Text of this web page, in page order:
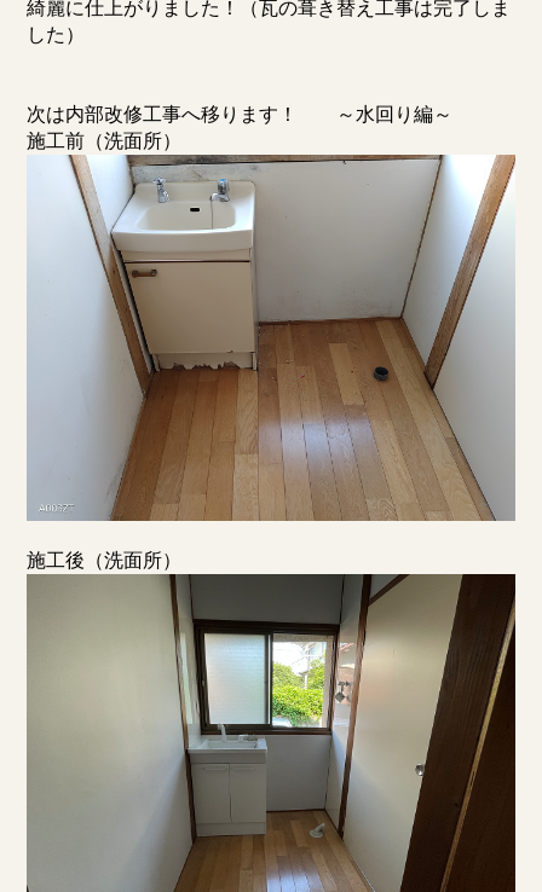
綺麗に仕上がりました！（瓦の葺き替え工事は完了しま
した）
次は内部改修工事へ移ります！ ～水回り編～
施工前（洗面所）
施工後（洗面所）